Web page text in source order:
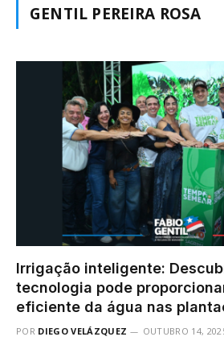
GENTIL PEREIRA ROSA
Irrigação inteligente:
tecnologia pode
eficiente da água nas
POR DIEGO VELÁZQUEZ OUTUBRO 14,